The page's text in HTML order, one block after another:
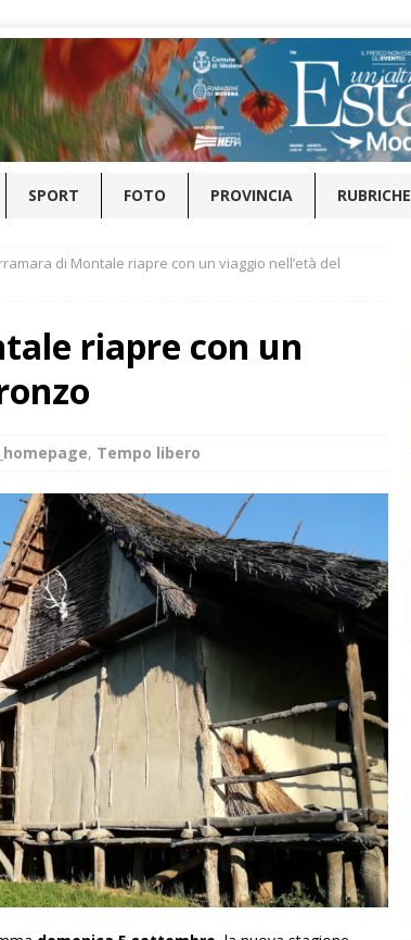
SPORT FOTO PROVINCIA RUBRICHE
di Montale riapre con un viaggio nell’età del
riapre con un
, Tempo libero